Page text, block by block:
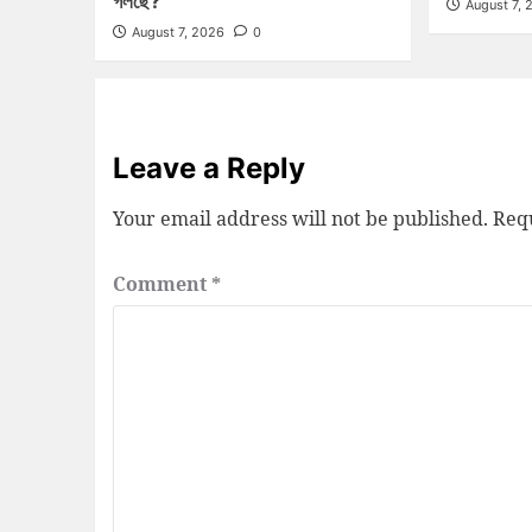
August 7, 2026 0
August 7,
Leave a Reply
Your email address will not be published.
Comment *